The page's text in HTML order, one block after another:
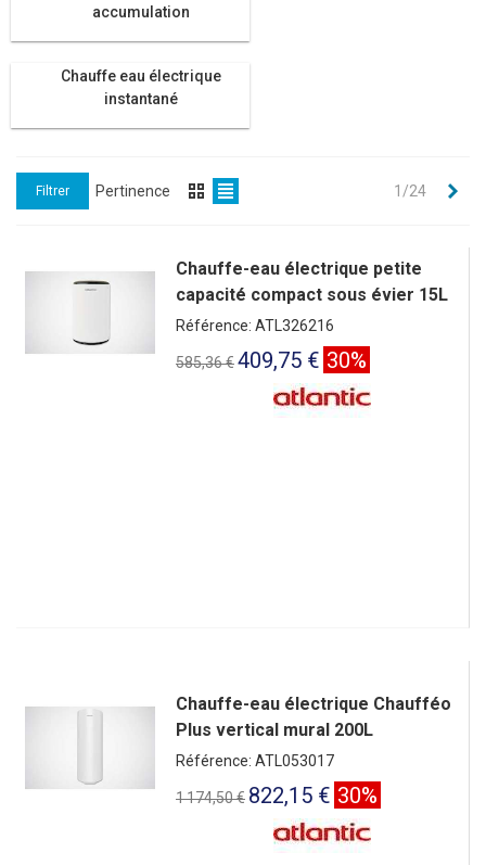
accumulation
Chauffe eau électrique
instantané
Filtrer Pertinence 1/24
Chauffe-eau électrique petite
capacité compact sous évier 15L
Référence: ATL326216
585,36 €409,75 € 30%
Chauffe-eau électrique Chaufféo
Plus vertical mural 200L
Référence: ATL053017
1 174,50 € 822,15 € 30%